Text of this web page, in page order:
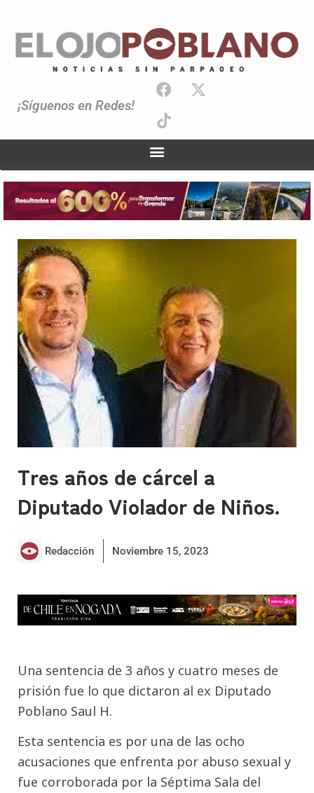
¡Síguenos en Redes!
Tres años de cárcel a
Diputado Violador de Niños.
Redacción Noviembre 15, 2023
Una sentencia de 3 años y cuatro meses de
prisión fue lo que dictaron al ex Diputado
Poblano Saul H.
Esta sentencia es por una de las ocho
acusaciones que enfrenta por abuso sexual y
fue corroborada por la Séptima Sala del